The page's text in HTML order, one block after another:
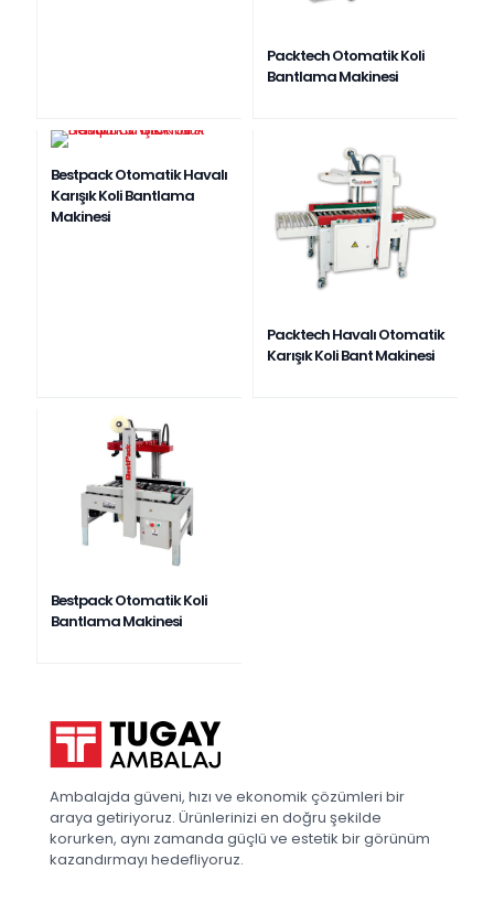
Packtech Otomatik Koli
Bantlama Makinesi
Bestpack Otomatik Havalı
Karışık Koli Bantlama
Makinesi
Packtech Havalı Otomatik
Karışık Koli Bant Makinesi
Bestpack Otomatik Koli
Bantlama Makinesi
Ambalajda güveni, hızı ve ekonomik çözümleri bir
araya getiriyoruz. Ürünlerinizi en doğru şekilde
korurken, aynı zamanda güçlü ve estetik bir görünüm
kazandırmayı hedefliyoruz.